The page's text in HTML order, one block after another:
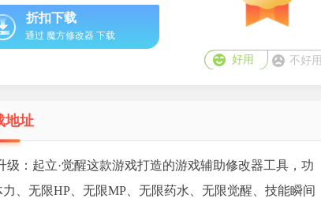
折扣下载
通过 魔方修改器 下载
好用 不好用
地址
级：起立·觉醒这款游戏打造的游戏辅助修改器工具，功
、无限HP、无限MP、无限药水、无限觉醒、技能瞬间